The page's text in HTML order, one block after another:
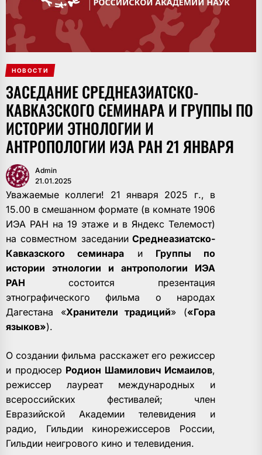
НОВОСТИ
ЗАСЕДАНИЕ СРЕДНЕАЗИАТСКО-
КАВКАЗСКОГО СЕМИНАРА И ГРУППЫ ПО
ИСТОРИИ ЭТНОЛОГИИ И
АНТРОПОЛОГИИ ИЭА РАН 21 ЯНВАРЯ
Admin
21.01.2025
Уважаемые коллеги! 21 января 2025 г., в
15.00 в смешанном формате (в комнате 1906
ИЭА РАН на 19 этаже и в Яндекс Телемост)
на совместном заседанииСреднеазиатско-
Кавказского семинара и Группы по
истории этнологии и антропологии ИЭА
РАН состоится презентация
этнографического фильма о народах
Дагестана «Хранители традиций» («Гора
языков»).
О создании фильма расскажет его режиссер
и продюсер Родион Шамилович Исмаилов,
режиссер лауреат международных и
всероссийских фестивалей; член
Евразийской Академии телевидения и
радио, Гильдии кинорежиссеров России,
Гильдии неигрового кино и телевидения.